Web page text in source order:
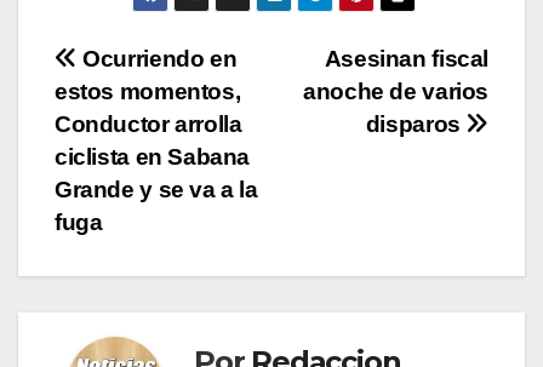
Navegación
de
entradas
Asesinan fiscal
anoche de varios
disparos
Ocurriendo en
estos momentos,
Conductor arrolla
ciclista en Sabana
Grande y se va a la
fuga